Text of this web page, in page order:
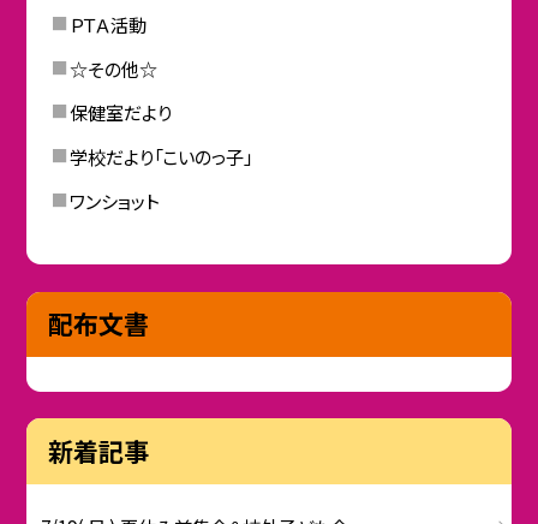
ＰＴＡ活動
☆その他☆
保健室だより
学校だより「こいのっ子」
ワンショット
配布文書
新着記事